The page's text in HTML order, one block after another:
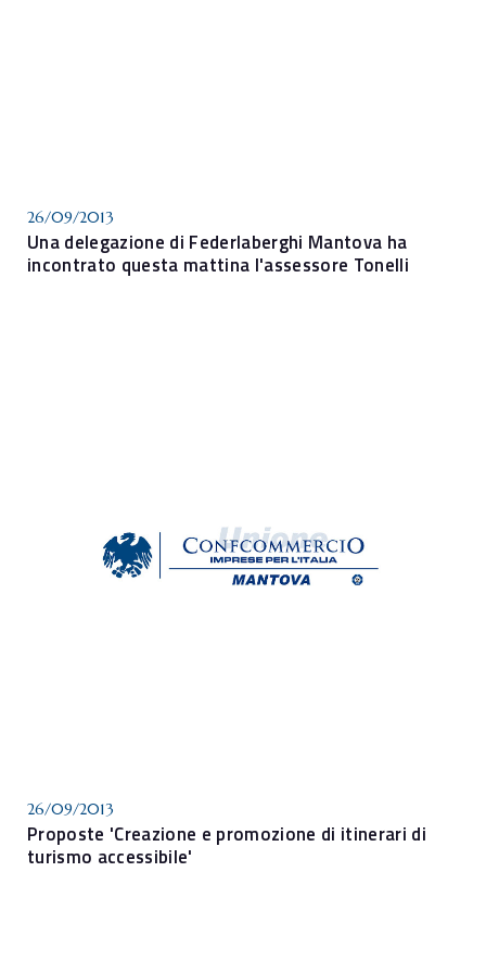
26/09/2013
Una delegazione di Federlaberghi Mantova ha
incontrato questa mattina l'assessore Tonelli
26/09/2013
Proposte 'Creazione e promozione di itinerari di
turismo accessibile'